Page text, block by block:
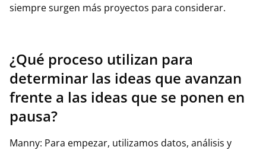
siempre surgen más proyectos para considerar.
¿Qué proceso utilizan para
determinar las ideas que avanzan
frente a las ideas que se ponen en
pausa?
Manny: Para empezar, utilizamos datos, análisis y